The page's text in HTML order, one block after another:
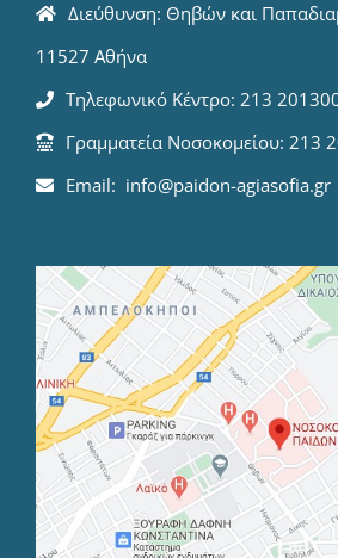
Διεύθυνση: Θηβών και
11527 Αθήνα
Τηλεφωνικό Κέντρο: 213
Γραμματεία Νοσοκομείου: 213
Email: info@paidon-agiasofia.gr